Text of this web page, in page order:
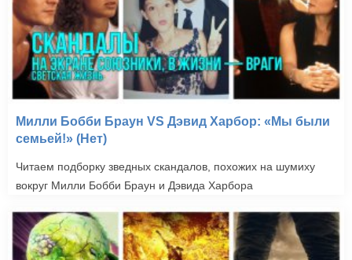
Милли Бобби Браун VS Дэвид Харбор: «Мы были
семьей!» (Нет)
Читаем подборку зведных скандалов, похожих на шумиху
вокруг Милли Бобби Браун и Дэвида Харбора